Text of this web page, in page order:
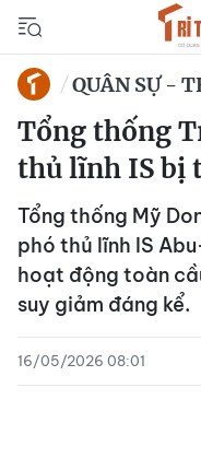
QUÂN SỰ -
Tổng thống
thủ lĩnh IS bị
Tổng thống Mỹ
phó thủ lĩnh IS
hoạt động toàn
suy giảm đáng kể.
16/05/2026 08:01